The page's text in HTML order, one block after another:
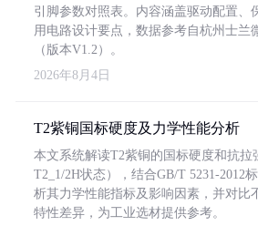
引脚参数对照表。内容涵盖驱动配置、
用电路设计要点，数据参考自杭州士兰
（版本V1.2）。
2026年8月4日
T2紫铜国标硬度及力学性能分析
本文系统解读T2紫铜的国标硬度和抗拉
T2_1/2H状态），结合GB/T 5231-2012
析其力学性能指标及影响因素，并对比
特性差异，为工业选材提供参考。